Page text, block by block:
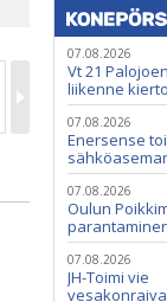
07.08.2026
Vt 21
liikenne
Nunasjoen
07.08.2026
Enersense
07.08.2026
Oulun
07.08.2026
JH-Toimi vie